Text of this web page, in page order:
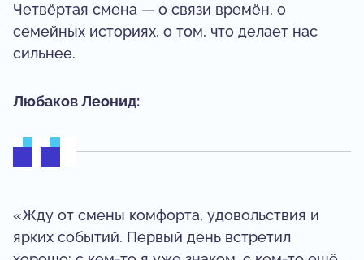
Четвёртая смена — о связи времён, о
семейных историях, о том, что делает нас
сильнее.
Любаков Леонид:
«Жду от смены комфорта, удовольствия и
ярких событий. Первый день встретил